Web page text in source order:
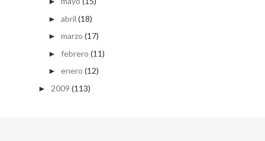
► abril (18)
► marzo (17)
► febrero (11)
► enero (12)
► 2009 (113)